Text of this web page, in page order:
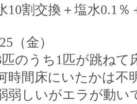
割交換＋塩水0.1％
（金）
のうち1匹が跳ねて
時間床にいたかは不
弱しいがエラが動い